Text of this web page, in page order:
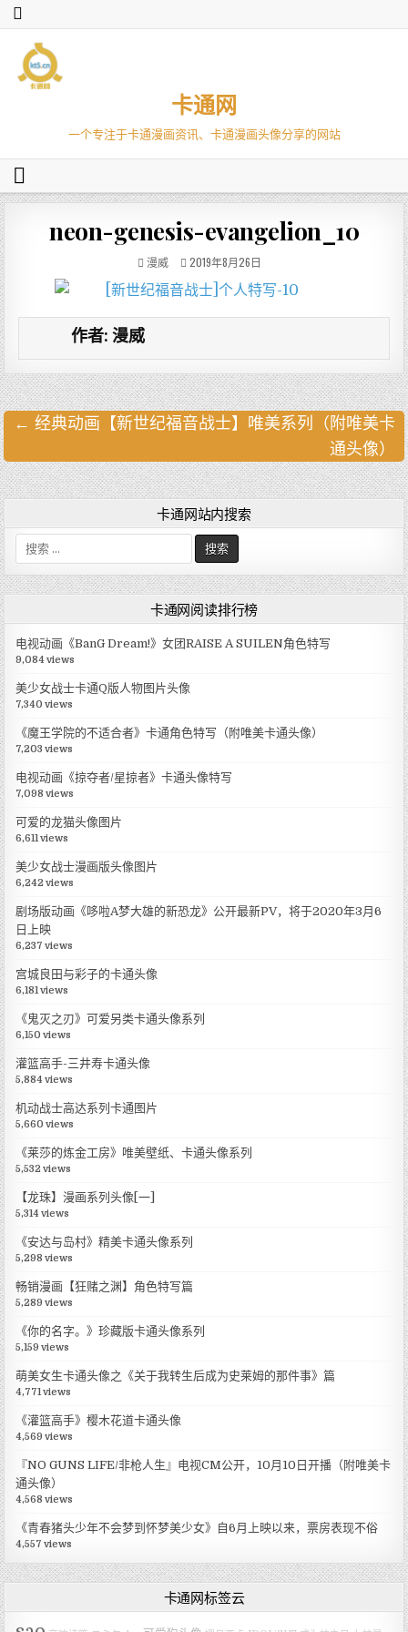
卡通网
一个专注于卡通漫画资讯、卡通漫画头像分享的网站
neon-genesis-evangelion_10
漫威 2019年8月26日
作者: 漫威
文
章
导
← 经典动画【新世纪福音战士】唯美系列（附唯美卡
通头像）
卡通网站内搜索
搜
索
:
卡通网阅读排行榜
电视动画《BanG Dream!》女团RAISE A SUILEN角色特写
9,084 views
美少女战士卡通Q版人物图片头像
7,340 views
《魔王学院的不适合者》卡通角色特写（附唯美卡通头像）
7,203 views
电视动画《掠夺者/星掠者》卡通头像特写
7,098 views
可爱的龙猫头像图片
6,611 views
美少女战士漫画版头像图片
6,242 views
剧场版动画《哆啦A梦大雄的新恐龙》公开最新PV，将于2020年3月6
日上映
6,237 views
宫城良田与彩子的卡通头像
6,181 views
《鬼灭之刃》可爱另类卡通头像系列
6,150 views
灌篮高手-三井寿卡通头像
5,884 views
机动战士高达系列卡通图片
5,660 views
《莱莎的炼金工房》唯美壁纸、卡通头像系列
5,532 views
【龙珠】漫画系列头像[一]
5,314 views
《安达与岛村》精美卡通头像系列
5,298 views
畅销漫画【狂赌之渊】角色特写篇
5,289 views
《你的名字。》珍藏版卡通头像系列
5,159 views
萌美女生卡通头像之《关于我转生后成为史莱姆的那件事》篇
4,771 views
《灌篮高手》樱木花道卡通头像
4,569 views
『NO GUNS LIFE/非枪人生』电视CM公开，10月10日开播（附唯美卡
通头像）
4,568 views
《青春猪头少年不会梦到怀梦美少女》自6月上映以来，票房表现不俗
4,557 views
卡通网标签云